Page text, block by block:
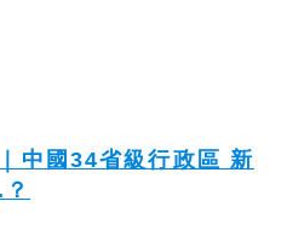
中國34省級行政區 新